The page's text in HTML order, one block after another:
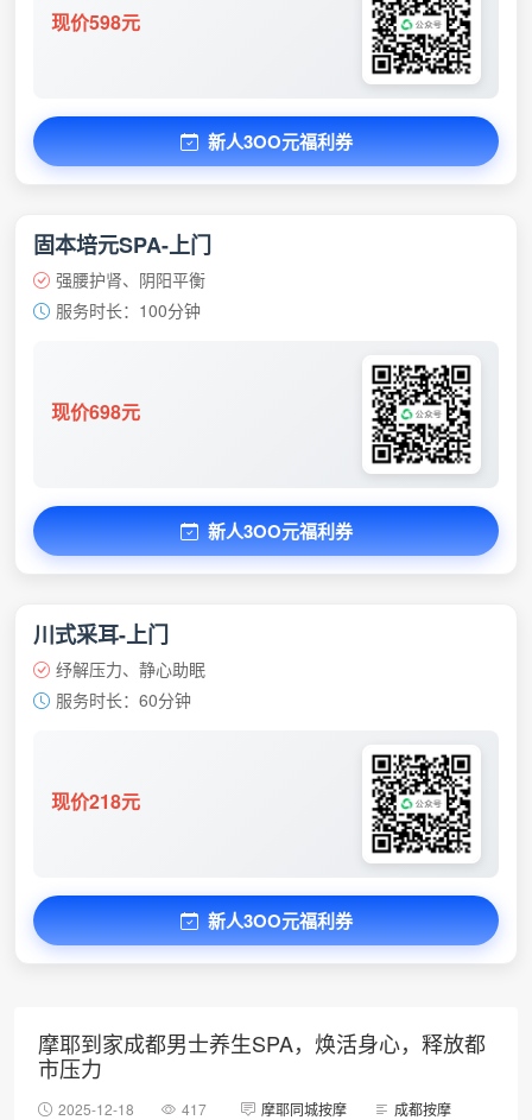
现价598元
新人3OO元福利券
固本培元SPA-上门
强腰护肾、阴阳平衡
服务时长：100分钟
现价698元
新人3OO元福利券
川式采耳-上门
纾解压力、静心助眠
服务时长：60分钟
现价218元
新人3OO元福利券
摩耶到家成都男士养生SPA，焕活身心，释放都
市压力
2025-12-18 417 摩耶同城按摩 成都按摩